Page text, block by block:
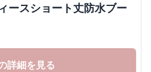
ースショート丈防水ブー
詳細を見る